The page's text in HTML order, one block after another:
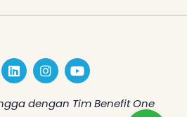
L
i
n
k
I
n
s
t
Y
o
u
t
dengan Tim Benefit One